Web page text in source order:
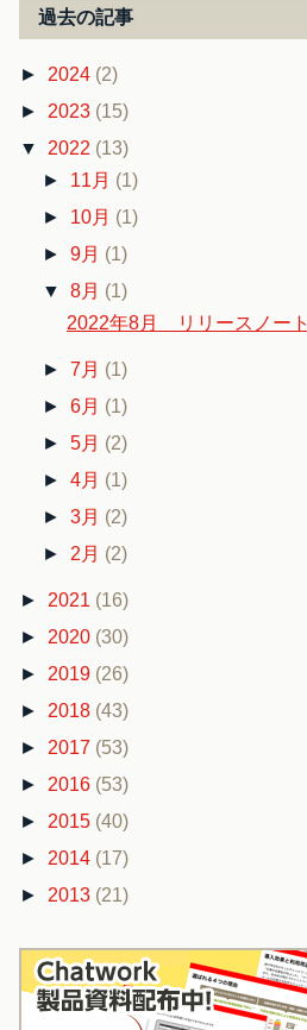
過去の記事
► 2024 (2)
► 2023 (15)
▼ 2022 (13)
► 11月 (1)
► 10月 (1)
►9月 (1)
▼8月 (1)
2022年8月 リリースノート
►7月 (1)
►6月 (1)
►5月 (2)
►4月 (1)
►3月 (2)
► 2月 (2)
► 2021 (16)
► 2020 (30)
► 2019 (26)
► 2018 (43)
► 2017 (53)
► 2016 (53)
► 2015 (40)
► 2014 (17)
► 2013 (21)